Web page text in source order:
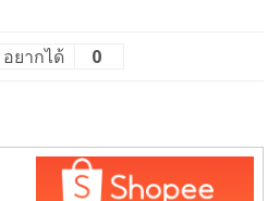
อยากได้ 0